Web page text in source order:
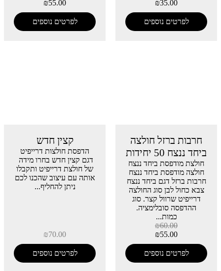
₪35.00
לפרטים נוספים
₪55.00
לפרטים נוספים
חרבות ברזל חולצה
ביחד ננצח 50 יחידות
חולצת מודפסת ביחד ננצח
חולצה מודפסת ביחד ננצח
חרבות ברזל דגם ביחד ננצח
צבא כחול לבן סוג החולצה
דרייפיט שרוול קצר. סוג
ההדפסה סובלימציה.
כמות...
₪60.00
₪55.00
לפרטים נוספים
קצין חדש
הדפסת חולצות דרייפיט
דגם קצין חדש בחרו מידה
של חולצת דרייפיט ותקבלו
אותה עם עיצוב שהכנו לכם
ניתן להחליף...
₪70.00
לפרטים נוספים